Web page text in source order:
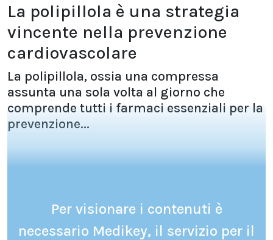
La polipillola è una strategia
vincente nella prevenzione
cardiovascolare
La polipillola, ossia una compressa
assunta una sola volta al giorno che
comprende tutti i farmaci essenziali per la
prevenzione...
Per visionare i contenuti è
necessario Medikey, il servizio per il